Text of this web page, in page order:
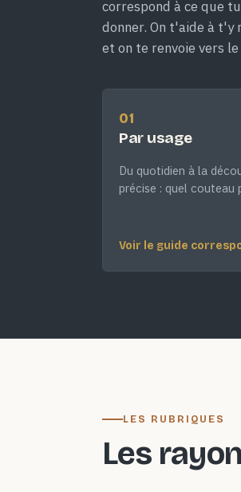
correspond à ce que
donner. On t'aide à
et on te renvoie vers
01
Par usage
Du quotidien à la
précise : quel couteau
Voir le guide
LES RUBRIQUES
Les